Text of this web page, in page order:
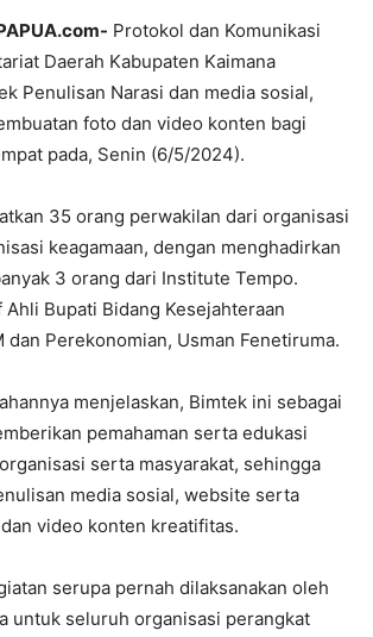
Protokol dan Komunikasi
Daerah Kabupaten Kaimana
Penulisan Narasi dan media sosial,
foto dan video konten bagi
pada, Senin (6/5/2024).
35 orang perwakilan dari organisasi
keagamaan, dengan menghadirkan
3 orang dari Institute Tempo.
Ahli Bupati Bidang Kesejahteraan
dan Perekonomian, Usman Fenetiruma.
menjelaskan, Bimtek ini sebagai
pemahaman serta edukasi
serta masyarakat, sehingga
media sosial, website serta
video konten kreatifitas.
serupa pernah dilaksanakan oleh
untuk seluruh organisasi perangkat